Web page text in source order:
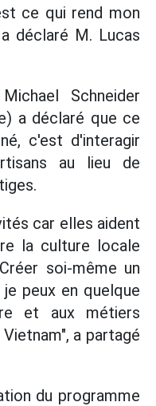
ce qui rend mon
déclaré M. Lucas
Schneider
a déclaré que ce
c'est d'interagir
au lieu de
car elles aident
la culture locale
soi-même un
peux en quelque
et aux métiers
a partagé
du programme